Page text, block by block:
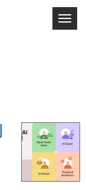
T
a
v
i
g
a